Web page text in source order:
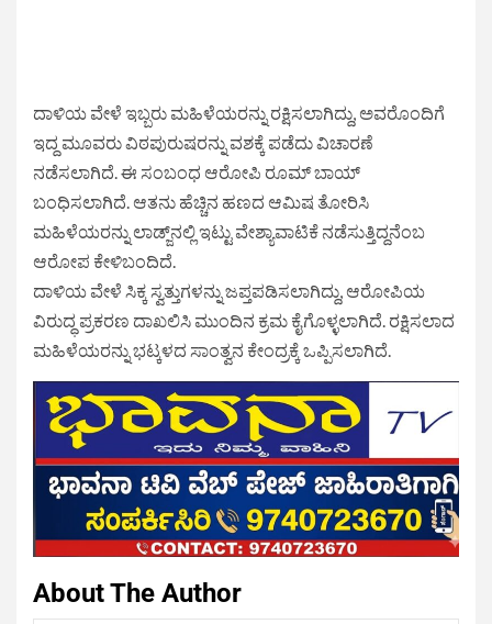
ದಾಳಿಯ ವೇಳೆ ಇಬ್ಬರು ಮಹಿಳೆಯರನ್ನು ರಕ್ಷಿಸಲಾಗಿದ್ದು, ಅವರೊಂದಿಗೆ
ಇದ್ದ ಮೂವರು ವಿಠಪುರುಷರನ್ನು ವಶಕ್ಕೆ ಪಡೆದು ವಿಚಾರಣೆ
ನಡೆಸಲಾಗಿದೆ. ಈ ಸಂಬಂಧ ಆರೋಪಿ ರೂಮ್ ಬಾಯ್
ಬಂಧಿಸಲಾಗಿದೆ. ಆತನು ಹೆಚ್ಚಿನ ಹಣದ ಆಮಿಷ ತೋರಿಸಿ
ಮಹಿಳೆಯರನ್ನು ಲಾಡ್ಜ್‌ನಲ್ಲಿ ಇಟ್ಟು ವೇಶ್ಯಾವಾಟಿಕೆ ನಡೆಸುತ್ತಿದ್ದನೆಂಬ
ಆರೋಪ ಕೇಳಿಬಂದಿದೆ.
ದಾಳಿಯ ವೇಳೆ ಸಿಕ್ಕ ಸ್ವತ್ತುಗಳನ್ನು ಜಪ್ತಪಡಿಸಲಾಗಿದ್ದು, ಆರೋಪಿಯ
ವಿರುದ್ಧ ಪ್ರಕರಣ ದಾಖಲಿಸಿ ಮುಂದಿನ ಕ್ರಮ ಕೈಗೊಳ್ಳಲಾಗಿದೆ. ರಕ್ಷಿಸಲಾದ
ಮಹಿಳೆಯರನ್ನು ಭಟ್ಕಳದ ಸಾಂತ್ವನ ಕೇಂದ್ರಕ್ಕೆ ಒಪ್ಪಿಸಲಾಗಿದೆ.
About The Author